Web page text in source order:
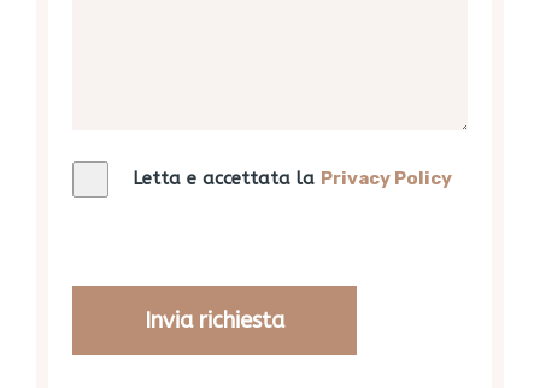
Letta e accettata la Privacy Policy
Invia richiesta